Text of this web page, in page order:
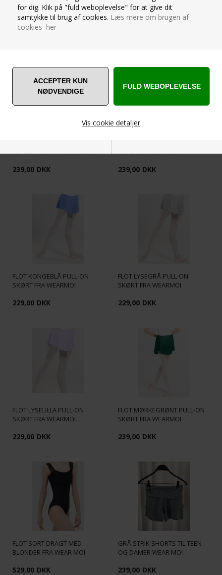
for dig. Klik på "fuld weboplevelse" for at give dit
samtykke til brug af cookies. Læs mere om brugen af
cookies her
Vis cookie detaljer
DRAGT MED TANK ÆRMER I
LYSEBLÅ FRA WEAR MOI
DRAGT MED TANK ÆRMER I
NAVY FRA WEAR MOI
I BALLETPINK FRA WEAR MOI
239,00 DKK
I HVID FRA WEAR MOI
239,00 DKK
FLOT KONGEBLÅ PULL-ON
SKØRT FRA WEARMOI
229,00 DKK
FLOT LYSEGRÅ PULL-ON
SKØRT FRA WEARMOI
229,00 DKK
FLOT LYSELILLA PULL-ON
SKØRT FRA WEARMOI
229,00 DKK
FLOT MØRKEGRØNT PULL-ON
SKØRT FRA WEARMOI
239,00 DKK
FLOT SORT DRAGT MED
BLONDER FRA WEAR MOI
529,00 DKK
GRÅ STRIK SHORTS TIL TEEN
OG DAMER WEAR MOI
239,00 DKK